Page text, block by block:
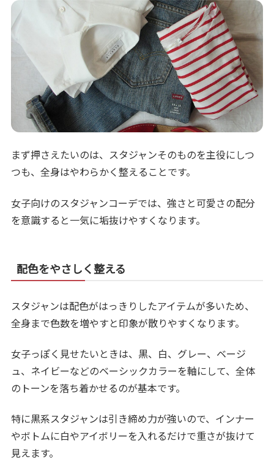
まず押さえたいのは、スタジャンそのものを主役にしつ
つも、全身はやわらかく整えることです。
女子向けのスタジャンコーデでは、強さと可愛さの配分
を意識すると一気に垢抜けやすくなります。
配色をやさしく整える
スタジャンは配色がはっきりしたアイテムが多いため、
全身まで色数を増やすと印象が散りやすくなります。
女子っぽく見せたいときは、黒、白、グレー、ベージ
ュ、ネイビーなどのベーシックカラーを軸にして、全体
のトーンを落ち着かせるのが基本です。
特に黒系スタジャンは引き締め力が強いので、インナー
やボトムに白やアイボリーを入れるだけで重さが抜けて
見えます。